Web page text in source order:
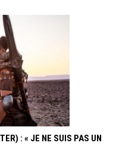
: « JE NE SUIS PAS UN